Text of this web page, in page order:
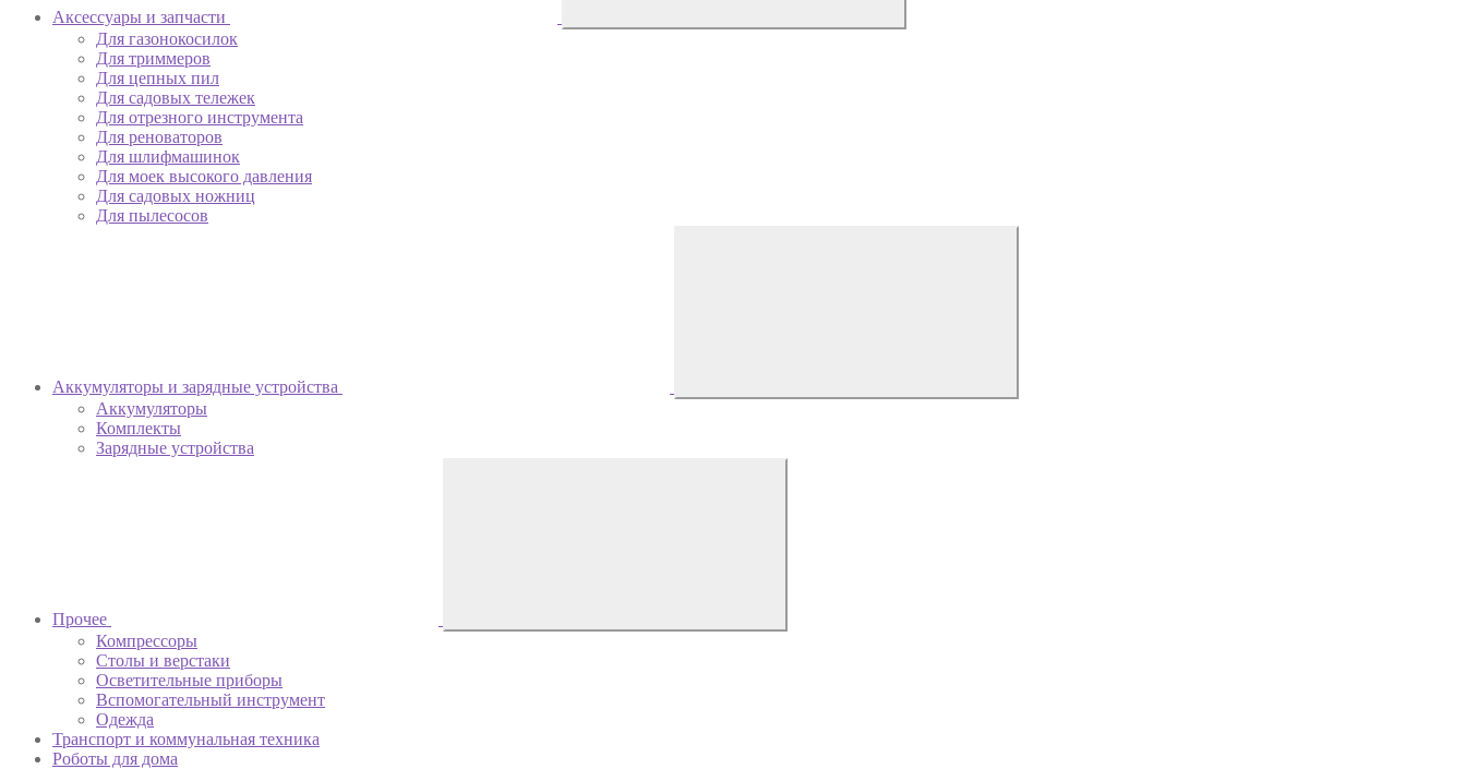
Аксессуары и запчасти
Для газонокосилок
Для триммеров
Для цепных пил
Для садовых тележек
Для отрезного инструмента
Для реноваторов
Для шлифмашинок
Для моек высокого давления
Для садовых ножниц
Для пылесосов
Аккумуляторы и зарядные устройства
Аккумуляторы
Комплекты
Зарядные устройства
Прочее
Компрессоры
Столы и верстаки
Осветительные приборы
Вспомогательный инструмент
Одежда
Транспорт и коммунальная техника
Роботы для дома